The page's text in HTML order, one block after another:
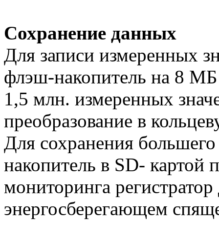
Сохранение данных
Для записи измеренных
флэш-накопитель на 8 МБ
1,5 млн. измеренных
преобразование в
Для сохранения
накопитель в SD- картой
мониторинга
энергосберегающем